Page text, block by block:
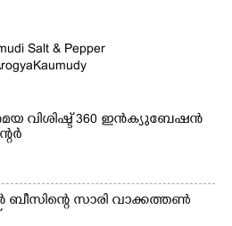
വിശിഷ്ട് 360 ഇൻക്യുബേഷൻ
ബീസിന്റെ സാരി വാക്കത്തൺ